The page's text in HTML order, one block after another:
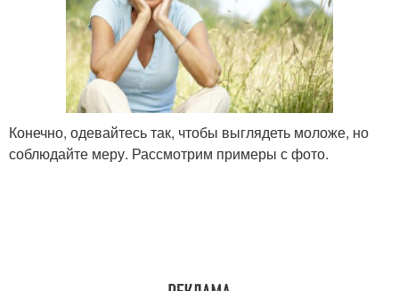
Конечно, одевайтесь так, чтобы выглядеть моложе, но
соблюдайте меру. Рассмотрим примеры с фото.